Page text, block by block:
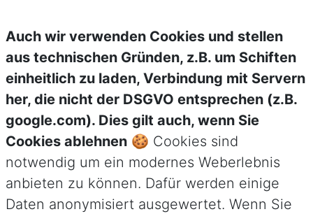
Auch wir verwenden Cookies und stellen
aus technischen Gründen, z.B. um Schiften
einheitlich zu laden, Verbindung mit Servern
her, die nicht der DSGVO entsprechen (z.B.
google.com). Dies gilt auch, wenn Sie
Cookies ablehnen 🍪 Cookies sind
notwendig um ein modernes Weberlebnis
anbieten zu können. Dafür werden einige
Daten anonymisiert ausgewertet. Wenn Sie